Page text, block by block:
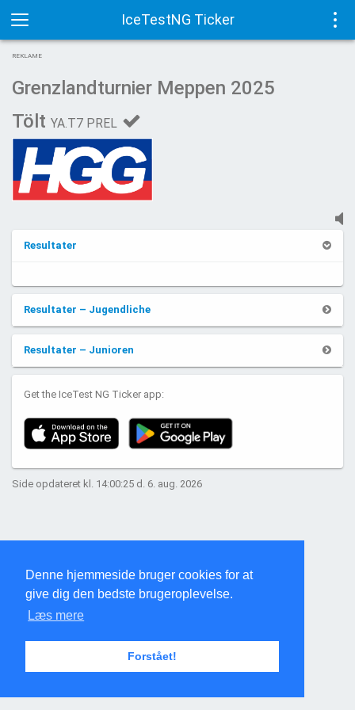
Denne hjemmeside bruger cookies for at
give dig den bedste brugeroplevelse.
Læs mere
Forstået!
IceTestNG Ticker
Toggle
navigation
REKLAME
Grenzlandturnier Meppen 2025
Tölt YA.T7 PREL
Resultater
Resultater – Jugendliche
Resultater – Junioren
Get the IceTest NG Ticker app:
Side opdateret kl. 14:00:25 d. 6. aug. 2026